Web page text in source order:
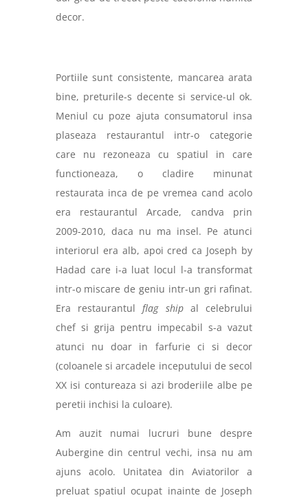
decor.
Portiile sunt consistente, mancarea arata
bine, preturile-s decente si service-ul ok.
Meniul cu poze ajuta consumatorul insa
plaseaza restaurantul intr-o categorie
care nu rezoneaza cu spatiul in care
functioneaza, o cladire minunat
restaurata inca de pe vremea cand acolo
era restaurantul Arcade, candva prin
2009-2010, daca nu ma insel. Pe atunci
interiorul era alb, apoi cred ca Joseph by
Hadad care i-a luat locul l-a transformat
intr-o miscare de geniu intr-un gri rafinat.
Era restaurantulflag shipal celebrului
chef si grija pentru impecabil s-a vazut
atunci nu doar in farfurie ci si decor
(coloanele si arcadele inceputului de secol
XX isi contureaza si azi broderiile albe pe
peretii inchisi la culoare).
Am auzit numai lucruri bune despre
Aubergine din centrul vechi, insa nu am
ajuns acolo. Unitatea din Aviatorilor a
preluat spatiul ocupat inainte de Joseph